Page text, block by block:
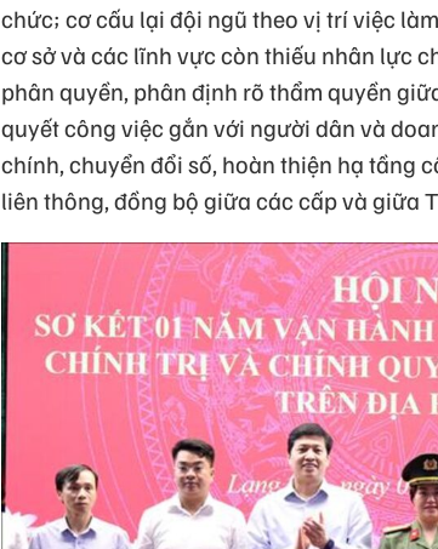
chức; cơ cấu lại đội ngũ theo vị trí việc
cơ sở và các lĩnh vực còn thiếu nhân lực
phân quyền, phân định rõ thẩm quyền
quyết công việc gắn với người dân và
chính, chuyển đổi số, hoàn thiện hạ tầng
liên thông, đồng bộ giữa các cấp và giữa